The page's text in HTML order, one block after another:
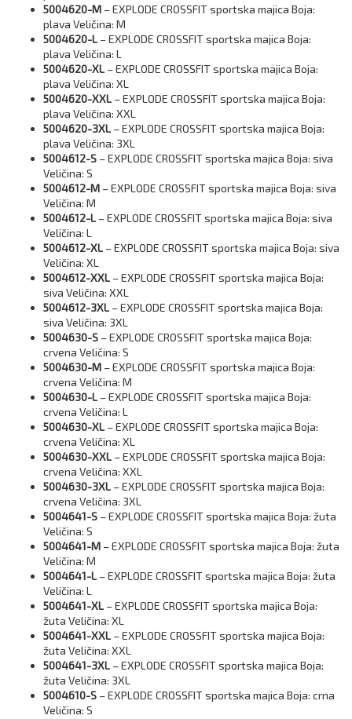
5004620-M – EXPLODE CROSSFIT sportska majica Boja:
plava Veličina: M
5004620-L – EXPLODE CROSSFIT sportska majica Boja:
plava Veličina: L
5004620-XL – EXPLODE CROSSFIT sportska majica Boja:
plava Veličina: XL
5004620-XXL – EXPLODE CROSSFIT sportska majica Boja:
plava Veličina: XXL
5004620-3XL – EXPLODE CROSSFIT sportska majica Boja:
plava Veličina: 3XL
5004612-S – EXPLODE CROSSFIT sportska majica Boja: siva
Veličina: S
5004612-M – EXPLODE CROSSFIT sportska majica Boja: siva
Veličina: M
5004612-L – EXPLODE CROSSFIT sportska majica Boja: siva
Veličina: L
5004612-XL – EXPLODE CROSSFIT sportska majica Boja: siva
Veličina: XL
5004612-XXL – EXPLODE CROSSFIT sportska majica Boja:
siva Veličina: XXL
5004612-3XL – EXPLODE CROSSFIT sportska majica Boja:
siva Veličina: 3XL
5004630-S – EXPLODE CROSSFIT sportska majica Boja:
crvena Veličina: S
5004630-M – EXPLODE CROSSFIT sportska majica Boja:
crvena Veličina: M
5004630-L – EXPLODE CROSSFIT sportska majica Boja:
crvena Veličina: L
5004630-XL – EXPLODE CROSSFIT sportska majica Boja:
crvena Veličina: XL
5004630-XXL – EXPLODE CROSSFIT sportska majica Boja:
crvena Veličina: XXL
5004630-3XL – EXPLODE CROSSFIT sportska majica Boja:
crvena Veličina: 3XL
5004641-S – EXPLODE CROSSFIT sportska majica Boja: žuta
Veličina: S
5004641-M – EXPLODE CROSSFIT sportska majica Boja: žuta
Veličina: M
5004641-L – EXPLODE CROSSFIT sportska majica Boja: žuta
Veličina: L
5004641-XL – EXPLODE CROSSFIT sportska majica Boja:
žuta Veličina: XL
5004641-XXL – EXPLODE CROSSFIT sportska majica Boja:
žuta Veličina: XXL
5004641-3XL – EXPLODE CROSSFIT sportska majica Boja:
žuta Veličina: 3XL
5004610-S – EXPLODE CROSSFIT sportska majica Boja: crna
Veličina: S